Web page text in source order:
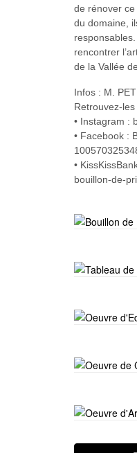
de rénover
du domaine,
rencontrer
de la Vallée
Infos : M.
Retrouvez-
• Instagram :
• Facebook :
•
bouillon-de-